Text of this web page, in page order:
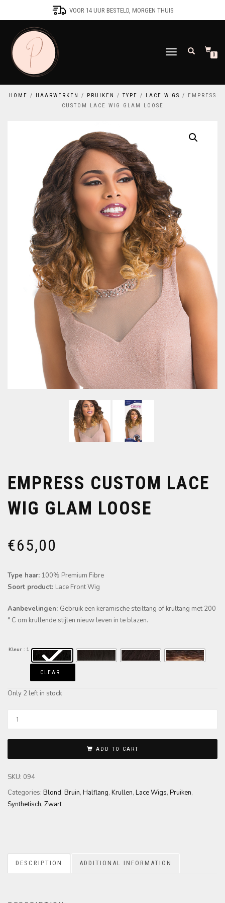
VOOR 14 UUR BESTELD, MORGEN THUIS
SCHAKEL
0
HOME / HAARWERKEN / PRUIKEN / TYPE / LACE WIGS / EMPRESS
CUSTOM LACE WIG GLAM LOOSE
EMPRESS CUSTOM LACE
WIG GLAM LOOSE
€65,00
Type haar: 100% Premium Fibre
Soort product: Lace Front Wig
Aanbevelingen: Gebruik een keramische steiltang of krultang met 200
° C om krullende stijlen nieuw leven in te blazen.
Kleur : 1
CLEAR
Only 2 left in stock
ADD TO CART
SKU: 094
Categories: Blond, Bruin, Halflang, Krullen, Lace Wigs, Pruiken,
Synthetisch, Zwart
DESCRIPTION ADDITIONAL INFORMATION